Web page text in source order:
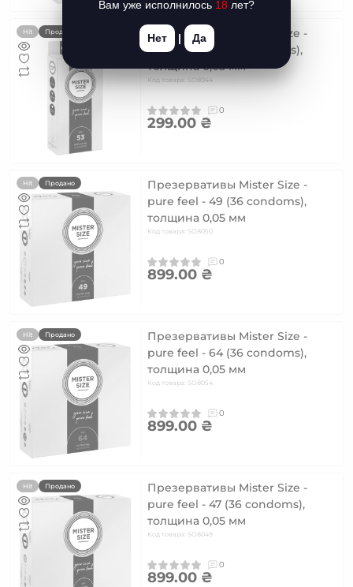
Hit Продано
Презервативы Mister Size -
pure feel - 53 (10 condoms),
толщина 0,05 мм
Код товара: SO8044
0
299.00 ₴
Hit Продано
Презервативы Mister Size -
pure feel - 49 (36 condoms),
толщина 0,05 мм
Код товара: SO8050
0
899.00 ₴
Hit Продано
Презервативы Mister Size -
pure feel - 64 (36 condoms),
толщина 0,05 мм
Код товара: SO8054
0
899.00 ₴
Hit Продано
Презервативы Mister Size -
pure feel - 47 (36 condoms),
толщина 0,05 мм
Код товара: SO8049
0
899.00 ₴
Вам уже исполнилось 18 лет?
Нет | Да